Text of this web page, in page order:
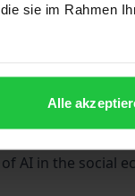
sie im Rahmen
Alle
of how
well as the
and robotics
AI in the social